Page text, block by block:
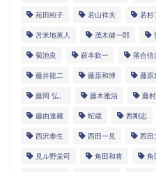
苑田純子 若山祥夫 若杉
苫米地英人 茂木健一郎
菊池良 萩本欽一 落合信
藤井龍二 藤原和博 藤原
藤岡 弘、 藤木雅治 藤
藤由達藏 蛇蔵 西剛志
西沢泰生 西田一見 西田
見ル野栄司 角田和将 角